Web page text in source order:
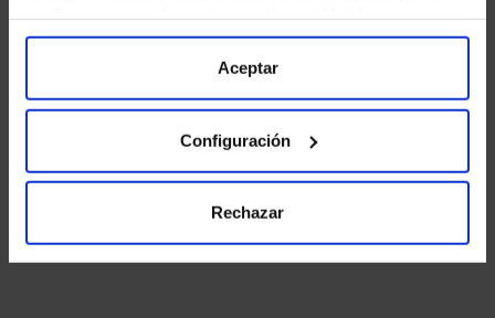
“Configuración”. Consulta nuestraPolítica
para más información.
Aceptar
Configuración
Rechazar
He leídola política de privacidady consiento el
tratamiento de mis datos personales.